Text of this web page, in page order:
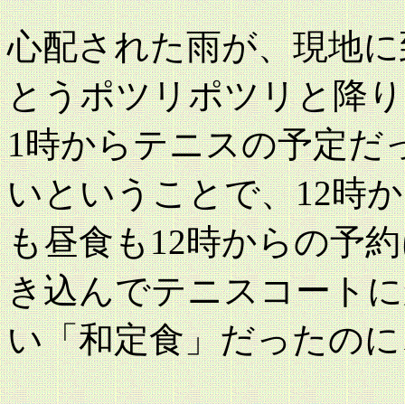
心配された雨が、現地
とうポツリポツリと降
1時からテニスの予定だ
いということで、12時
も昼食も12時からの予
き込んでテニスコート
い「和定食」だったの